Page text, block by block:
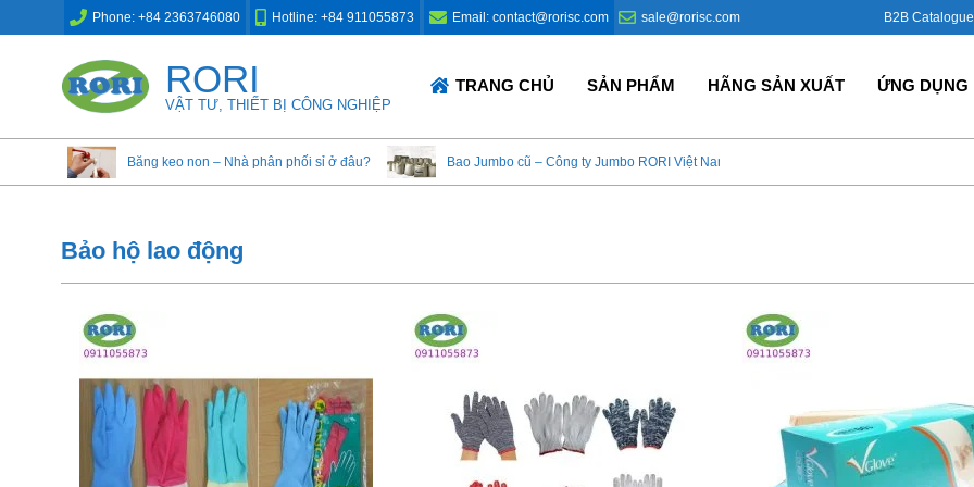
to
Phone: +84 2363746080 Hotline: +84 911055873 Email: contact@rorisc.com sale@rorisc.com B2B Catalogue
RORI
VẬT TƯ, THIẾT BỊ CÔNG NGHIỆP
Primary
TRANG CHỦ SẢN PHẨM HÃNG SẢN XUẤT ỨNG DỤNG
Băng keo non – Nhà phân phối sỉ ở đâu? Bao Jumbo cũ – Công ty Jumbo RORI Việt Nam? Bao Jumbo giá rẻ – Giải
Bảo hộ lao động